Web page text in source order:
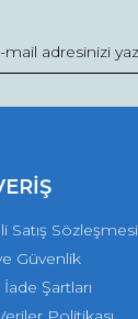
Satış Sözleşmesi
Güvenlik
Şartları